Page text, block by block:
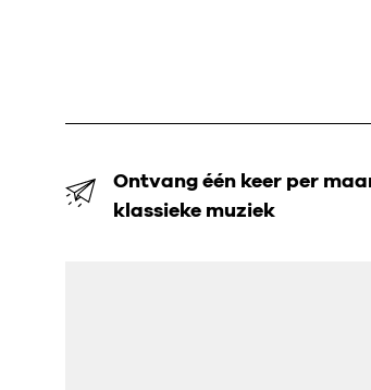
Ontvang één keer per
klassieke muziek